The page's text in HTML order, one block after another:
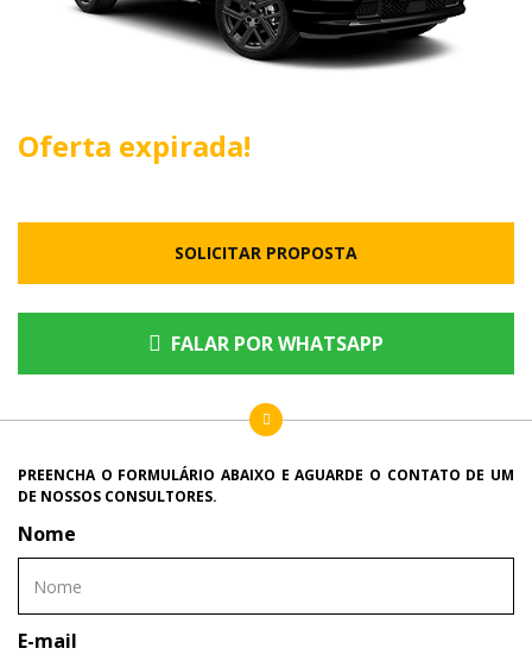
Oferta expirada!
SOLICITAR PROPOSTA
FALAR POR WHATSAPP
PREENCHA O FORMULÁRIO ABAIXO E AGUARDE O CONTATO DE UM
DE NOSSOS CONSULTORES.
Nome
E-mail